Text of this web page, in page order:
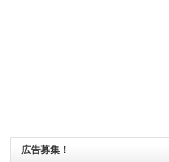
広告募集！